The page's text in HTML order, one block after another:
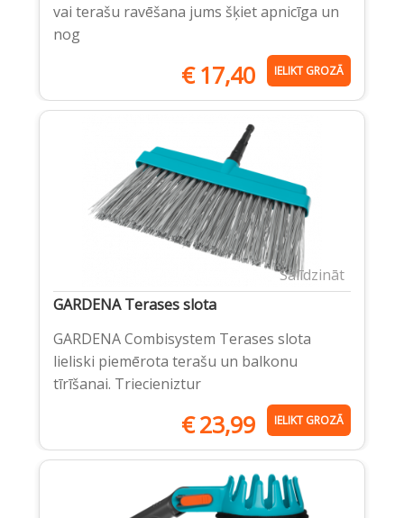
vai terašu ravēšana jums šķiet apnicīga un
nog
€17,40 IELIKT GROZĀ
Salīdzināt
GARDENA Terases slota
GARDENA Combisystem Terases slota
lieliski piemērota terašu un balkonu
tīrīšanai. Triecieniztur
€23,99 IELIKT GROZĀ